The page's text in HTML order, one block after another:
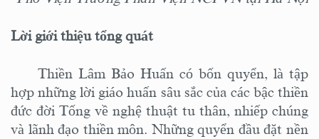
Lời giới thiệu tổng quát
Thiền Lâm Bảo Huấn cóbốn quyển, là tập
hợp những lời giáo huấn sâu sắc của các bậc thiền
đức đời Tống về nghệ thuật tu thân, nhiếp chúng
và lãnh đạo thiền môn. Những quyển đầu đặt nền